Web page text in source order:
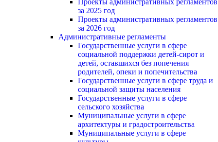
за 2025 год
Проекты административных регламентов
за 2026 год
Административные регламенты
Государственные услуги в сфере
социальной поддержки детей-сирот и
детей, оставшихся без попечения
родителей, опеки и попечительства
Государственные услуги в сфере труда и
социальной защиты населения
Государственные услуги в сфере
сельского хозяйства
Муниципальные услуги в сфере
архитектуры и градостроительства
Муниципальные услуги в сфере